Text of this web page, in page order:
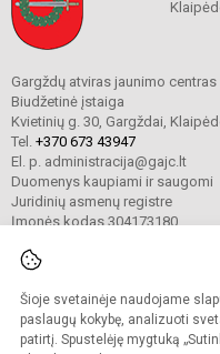
Šioje svetainėje naudojame
paslaugų kokybę, analizuoti
patirtį. Spustelėję mygtuką
Gargždų atviras jaunimo centras
Biudžetinė įstaiga
Kvietinių g. 30, Gargždai,
Tel. +370 673 43947
El. p. administracija@gajc.lt
Duomenys kaupiami ir saugomi
Juridinių asmenų registre
Įmonės kodas 304173180
© 2024. Gargždų atviras
Kopijuoti turinį be raštiško
Prieinamumo